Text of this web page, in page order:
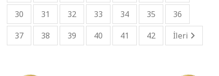
30
31 32 33 34 35
36
37
38 39 40 41 42 İleri